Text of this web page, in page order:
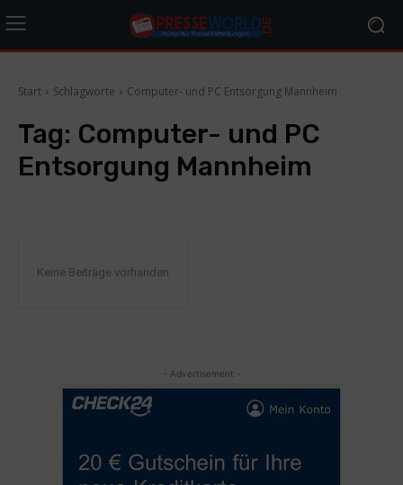
Start Schlagworte Computer- und PC Entsorgung Mannheim
Tag: Computer- und PC
Entsorgung Mannheim
Keine Beiträge vorhanden
- Advertisement -